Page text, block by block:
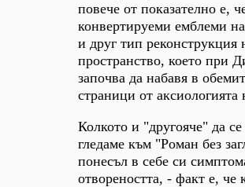
повече от показателно е,
конвертируеми емблеми
и друг тип реконструкция
пространство, което при
започва да набавя в
страници от аксиологията
Колкото и "другояче" да
гледаме към "Роман без
понесъл в себе си
отвореността, - факт е, че